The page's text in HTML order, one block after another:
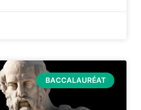
BACCALAURÉAT